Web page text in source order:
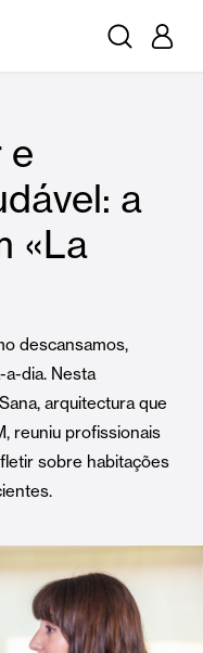
e
a
«La
descansamos,
dia. Nesta
arquitectura que
reuniu profissionais
sobre habitações